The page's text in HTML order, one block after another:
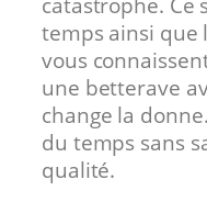
temps ainsi que
vous
une betterave
change la
du temps sans
qualité.